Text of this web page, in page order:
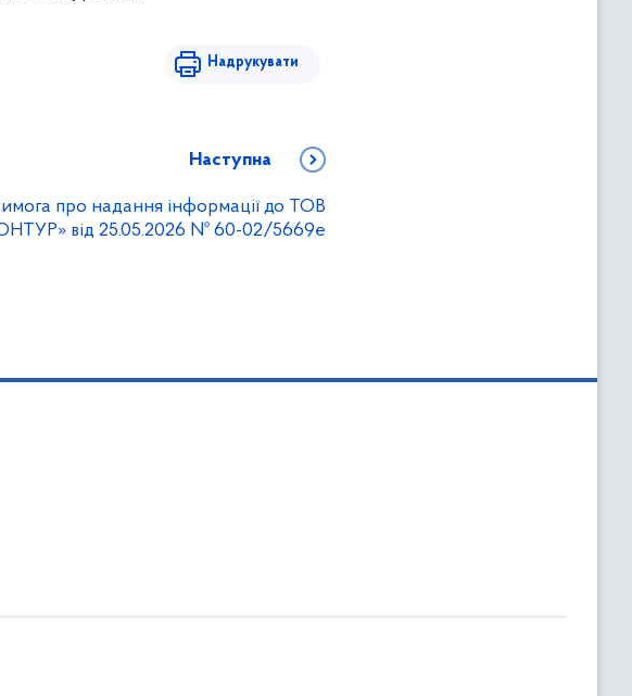
Надрукувати
Наступна
про надання інформації до ТОВ
від 25.05.2026 № 60-02/5669е